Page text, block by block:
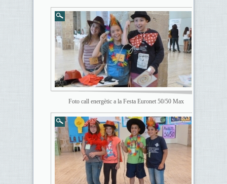
Foto call energètic a la Festa Euronet 50/50 Max